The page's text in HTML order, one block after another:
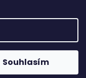
Souhlasím
and Shooting